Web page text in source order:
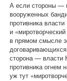
А если стороны —
вооруженных
противника
и
в прямом смысле
сторона — власти
противника огнем
уж тут